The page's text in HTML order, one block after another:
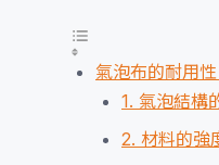
氣泡布的耐用
1. 氣泡結構
2. 材料的強